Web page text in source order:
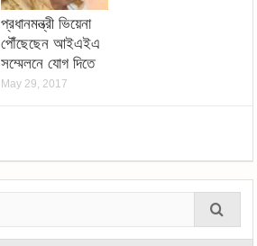
প্রধানমন্ত্রী ভিয়েনা
পৌঁছেছেন আইএইএ
সম্মেলনে যোগ দিতে
May 29, 2017